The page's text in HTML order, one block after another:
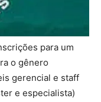
para um
o gênero
gerencial e staff
e especialista)